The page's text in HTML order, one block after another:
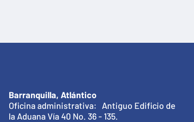
Barranquilla, Atlántico
Oficina administrativa: Antiguo Edificio de
la Aduana Vía 40 No. 36 - 135.